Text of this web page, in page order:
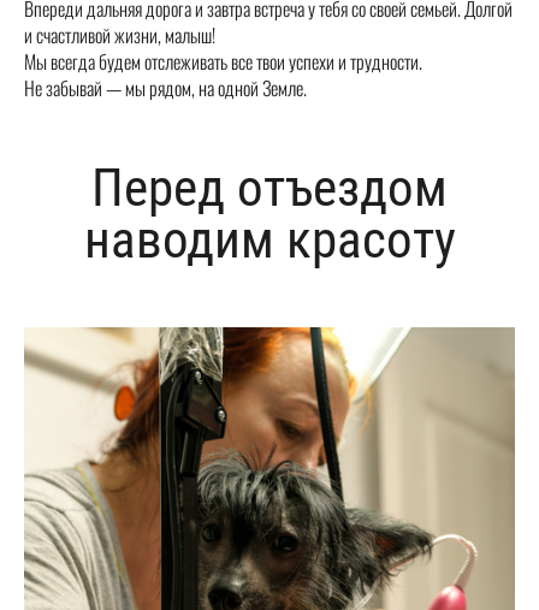
Впереди дальняя дорога и завтра встреча у тебя со своей семьей. Долгой
и счастливой жизни, малыш!
Мы всегда будем отслеживать все твои успехи и трудности.
Не забывай — мы рядом, на одной Земле.
Перед отъездом
наводим красоту